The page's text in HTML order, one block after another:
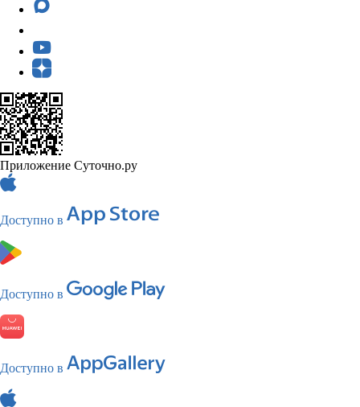
Приложение Суточно.ру
Доступно в
Доступно в
Доступно в